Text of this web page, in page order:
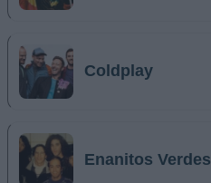
Coldplay
Enanitos Verdes